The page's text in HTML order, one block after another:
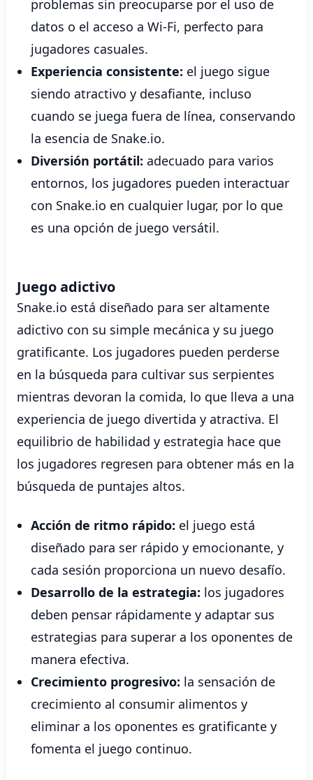
problemas sin preocuparse por el uso de
datos o el acceso a Wi-Fi, perfecto para
jugadores casuales.
Experiencia consistente: el juego sigue
siendo atractivo y desafiante, incluso
cuando se juega fuera de línea, conservando
la esencia de Snake.io.
Diversión portátil: adecuado para varios
entornos, los jugadores pueden interactuar
con Snake.io en cualquier lugar, por lo que
es una opción de juego versátil.
Juego adictivo
Snake.io está diseñado para ser altamente
adictivo con su simple mecánica y su juego
gratificante. Los jugadores pueden perderse
en la búsqueda para cultivar sus serpientes
mientras devoran la comida, lo que lleva a una
experiencia de juego divertida y atractiva. El
equilibrio de habilidad y estrategia hace que
los jugadores regresen para obtener más en la
búsqueda de puntajes altos.
Acción de ritmo rápido: el juego está
diseñado para ser rápido y emocionante, y
cada sesión proporciona un nuevo desafío.
Desarrollo de la estrategia: los jugadores
deben pensar rápidamente y adaptar sus
estrategias para superar a los oponentes de
manera efectiva.
Crecimiento progresivo: la sensación de
crecimiento al consumir alimentos y
eliminar a los oponentes es gratificante y
fomenta el juego continuo.